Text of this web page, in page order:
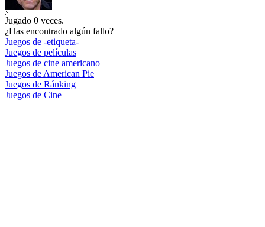
Jugado 0 veces.
¿Has encontrado algún fallo?
Juegos de -etiqueta-
Juegos de películas
Juegos de cine americano
Juegos de American Pie
Juegos de Ránking
Juegos de Cine